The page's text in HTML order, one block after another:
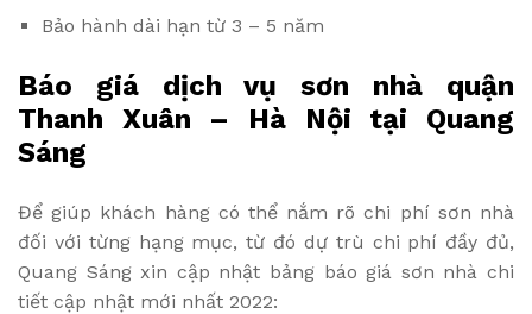
Bảo hành dài hạn từ 3 – 5 năm
Báo giá dịch vụ sơn nhà quận
Thanh Xuân – Hà Nội tại Quang
Sáng
Để giúp khách hàng có thể nắm rõ chi phí sơn nhà
đối với từng hạng mục, từ đó dự trù chi phí đầy đủ,
Quang Sáng xin cập nhật bảng báo giá sơn nhà chi
tiết cập nhật mới nhất 2022: